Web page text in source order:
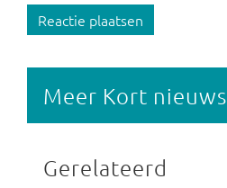
Reactie plaatsen
Meer Kort nieuws
Gerelateerd